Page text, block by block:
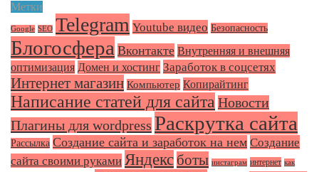
Метки
Google SEO Telegram Youtube видео Безопасность
Блогосфера Вконтакте Внутренняя и внешняя
оптимизация Домен и хостинг Заработок в соцсетях
Интернет магазин Компьютер Копирайтинг
Написание статей для сайта Новости
Плагины для wordpress Раскрутка сайта
Рассылка Создание сайта и заработок на нем Создание
сайта своими руками Яндекс боты инстаграм интернет как